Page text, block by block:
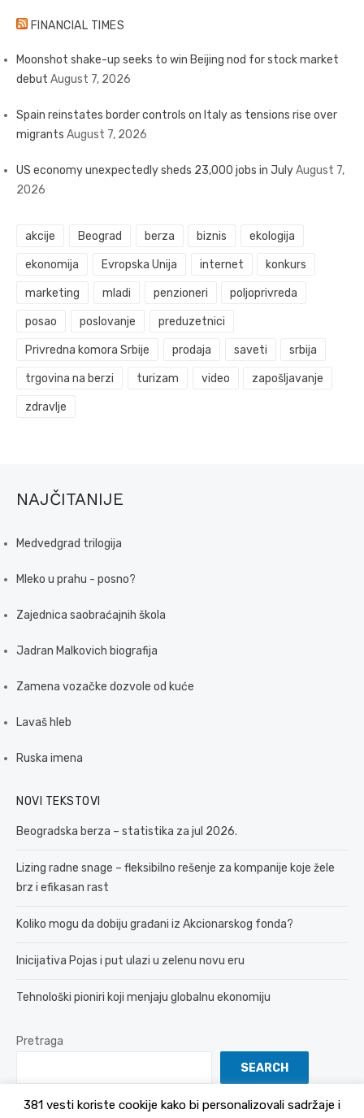
FINANCIAL TIMES
Moonshot shake-up seeks to win Beijing nod for stock market
debut August 7, 2026
Spain reinstates border controls on Italy as tensions rise over
migrants August 7, 2026
US economy unexpectedly sheds 23,000 jobs in JulyAugust 7,
2026
akcije Beograd berza biznis ekologija
ekonomija Evropska Unija internet konkurs
marketing mladi penzioneri poljoprivreda
posao poslovanje preduzetnici
Privredna komora Srbije prodaja saveti srbija
trgovina na berzi turizam video zapošljavanje
zdravlje
NAJČITANIJE
Medvedgrad trilogija
Mleko u prahu - posno?
Zajednica saobraćajnih škola
Jadran Malkovich biografija
Zamena vozačke dozvole od kuće
Lavaš hleb
Ruska imena
NOVI TEKSTOVI
Beogradska berza – statistika za jul 2026.
Lizing radne snage – fleksibilno rešenje za kompanije koje žele
brz i efikasan rast
Koliko mogu da dobiju građani iz Akcionarskog fonda?
Inicijativa Pojas i put ulazi u zelenu novu eru
Tehnološki pioniri koji menjaju globalnu ekonomiju
Pretraga
SEARCH
381 vesti koriste cookije kako bi personalizovali sadržaje i